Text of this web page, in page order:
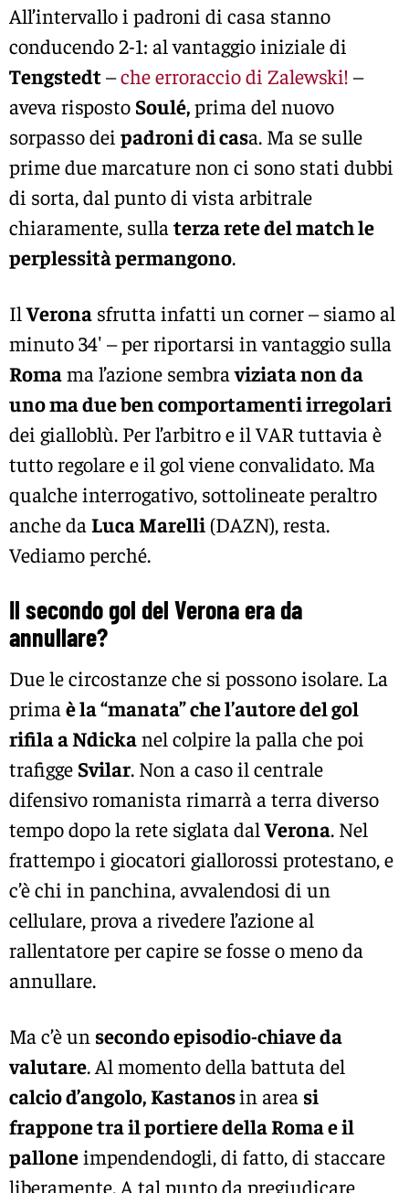
All’intervallo i padroni di casa stanno
conducendo 2-1: al vantaggio iniziale di
Tengstedt–che erroraccio di Zalewski! –
aveva risposto Soulé,prima del nuovo
sorpasso dei padroni di casa. Ma se sulle
prime due marcature non ci sono stati dubbi
di sorta, dal punto di vista arbitrale
chiaramente, sulla terza rete del match le
perplessità permangono.
IlVerona sfrutta infatti un corner – siamo al
minuto 34′ – per riportarsi in vantaggio sulla
Romama l’azione sembraviziata non da
uno ma due ben comportamenti irregolari
dei gialloblù. Per l’arbitro e il VAR tuttavia è
tutto regolare e il gol viene convalidato. Ma
qualche interrogativo, sottolineate peraltro
anche da Luca Marelli(DAZN), resta.
Vediamo perché.
Il secondo gol del Verona era da
annullare?
Due le circostanze che si possono isolare. La
prima è la “manata” che l’autore del gol
rifila a Ndickanel colpire la palla che poi
trafigge Svilar. Non a caso il centrale
difensivo romanista rimarrà a terra diverso
tempo dopo la rete siglata dalVerona. Nel
frattempo i giocatori giallorossi protestano, e
c’è chi in panchina, avvalendosi di un
cellulare, prova a rivedere l’azione al
rallentatore per capire se fosse o meno da
annullare.
Ma c’è un secondo episodio-chiave da
valutare. Al momento della battuta del
calcio d’angolo,Kastanosin area si
frappone tra il portiere della Roma e il
palloneimpendendogli, di fatto, di staccare
liberamente. A tal punto da pregiudicare